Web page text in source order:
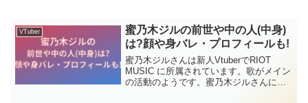
VTuber
蜜乃木ジルの前世や中の人(中身)
は?顔や身バレ・プロフィールも!
蜜乃木ジルさんは新人VtuberでRIOT
MUSIC に所属されています。歌がメイン
の活動のようです。蜜乃木ジルさんには